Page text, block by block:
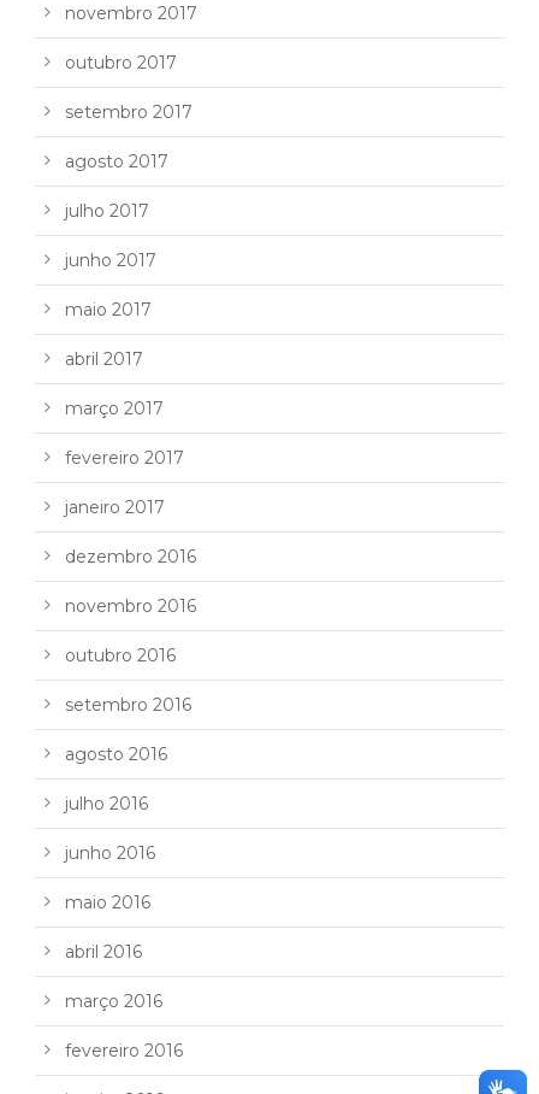
novembro 2017
outubro 2017
setembro 2017
agosto 2017
julho 2017
junho 2017
maio 2017
abril 2017
março 2017
fevereiro 2017
janeiro 2017
dezembro 2016
novembro 2016
outubro 2016
setembro 2016
agosto 2016
julho 2016
junho 2016
maio 2016
abril 2016
março 2016
fevereiro 2016